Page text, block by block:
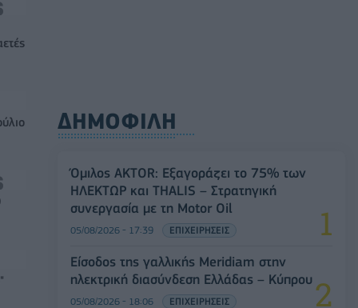
ΔΗΜΟΦΙΛΗ
Όμιλος AKTOR: Εξαγοράζει το 75% των
ΗΛΕΚΤΩΡ και THALIS – Στρατηγική
συνεργασία με τη Motor Oil
05/08/2026 - 17:39 ΕΠΙΧΕΙΡΗΣΕΙΣ
Είσοδος της γαλλικής Meridiam στην
ηλεκτρική διασύνδεση Ελλάδας – Κύπρου
05/08/2026 - 18:06 ΕΠΙΧΕΙΡΗΣΕΙΣ